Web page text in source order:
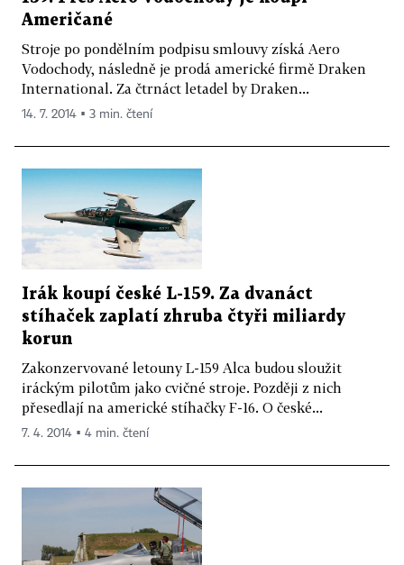
Američané
Stroje po pondělním podpisu smlouvy získá Aero
Vodochody, následně je prodá americké firmě Draken
International. Za čtrnáct letadel by Draken...
14. 7. 2014 ▪ 3 min. čtení
Irák koupí české L-159. Za dvanáct
stíhaček zaplatí zhruba čtyři miliardy
korun
Zakonzervované letouny L-159 Alca budou sloužit
iráckým pilotům jako cvičné stroje. Později z nich
přesedlají na americké stíhačky F-16. O české...
7. 4. 2014 ▪ 4 min. čtení